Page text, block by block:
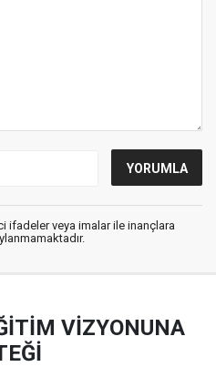
ifadeler veya imalar ile inançlara
VİZYONUNA